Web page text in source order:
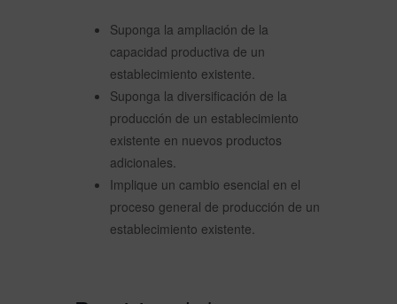
Suponga la ampliación de la
capacidad productiva de un
establecimiento existente.
Suponga la diversificación de la
producción de un establecimiento
existente en nuevos productos
adicionales.
Implique un cambio esencial en el
proceso general de producción de un
establecimiento existente.